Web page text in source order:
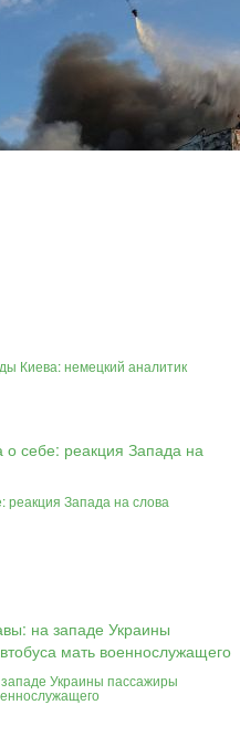
Киева: немецкий аналитик
реакция Запада на слова
Украины пассажиры